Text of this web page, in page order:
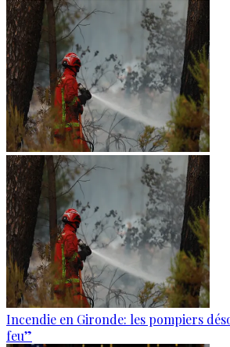
Incendie en Gironde: les pompiers
feu”